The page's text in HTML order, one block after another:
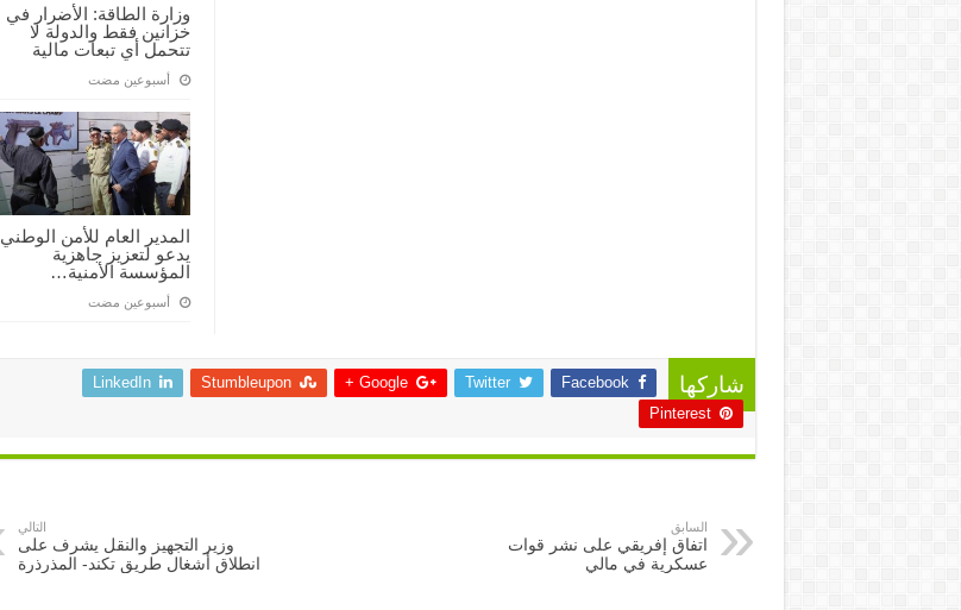
وزارة الطاقة: الأضرار في
خزانين فقط والدولة لا
تتحمل أي تبعات مالية
‏أسبوعين مضت
المدير العام للأمن الوطني
يدعو لتعزيز جاهزية
المؤسسة الأمنية…
‏أسبوعين مضت
شاركها Facebook
Twitter
Google +
Stumbleupon
LinkedIn
Pinterest
السابق
اتفاق إفريقي على نشر قوات
عسكرية في مالي
التالي
وزير التجهيز والنقل يشرف على
انطلاق أشغال طريق تكند- المذرذرة